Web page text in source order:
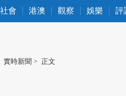
社會 港澳 觀察 娛樂 評
實時新聞 > 正文